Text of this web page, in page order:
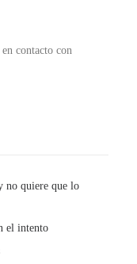
contacto con
no quiere que lo
el intento